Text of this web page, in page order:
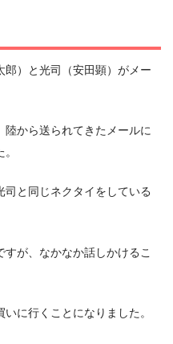
）と光司（安田顕）がメー
から送られてきたメールに
と同じネクタイをしている
が、なかなか話しかけるこ
に行くことになりました。